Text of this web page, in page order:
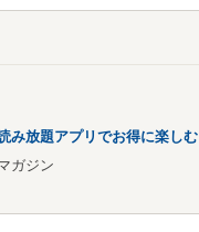
み放題アプリでお得に楽しむ
ガジン